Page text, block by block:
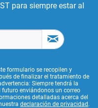
para siempre estar al
formulario se recopilen y
de finalizar el tratamiento de
Siempre tendrá la
enviándonos un correo
detalladas acerca del
declaración de privacidad .